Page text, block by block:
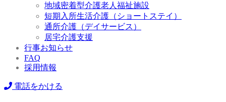
地域密着型介護老人福祉施設
短期入所生活介護（ショートステイ）
通所介護（デイサービス）
居宅介護支援
行事お知らせ
FAQ
採用情報
電話をかける